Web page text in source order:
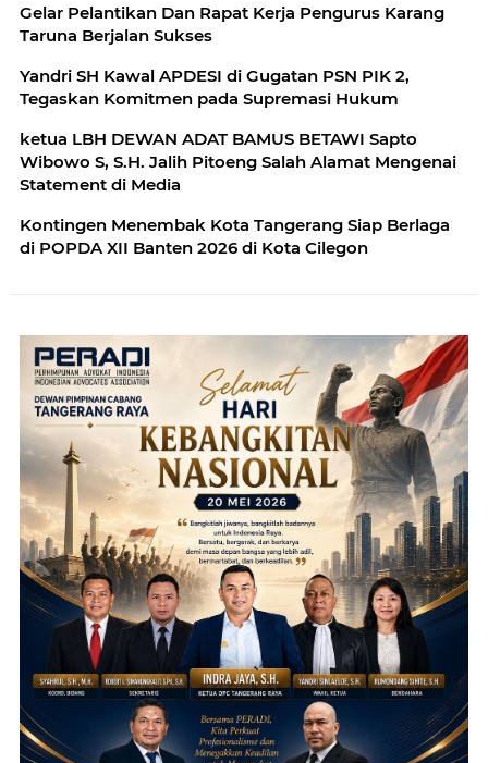
Gelar Pelantikan Dan Rapat Kerja Pengurus Karang
Taruna Berjalan Sukses
Yandri SH Kawal APDESI di Gugatan PSN PIK 2,
Tegaskan Komitmen pada Supremasi Hukum
ketua LBH DEWAN ADAT BAMUS BETAWI Sapto
Wibowo S, S.H. Jalih Pitoeng Salah Alamat Mengenai
Statement di Media
Kontingen Menembak Kota Tangerang Siap Berlaga
di POPDA XII Banten 2026 di Kota Cilegon